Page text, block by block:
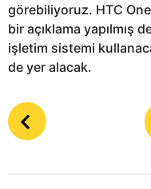
görebiliyoruz. HTC
bir açıklama yapılmış
işletim sistemi
de yer alacak.
P
o